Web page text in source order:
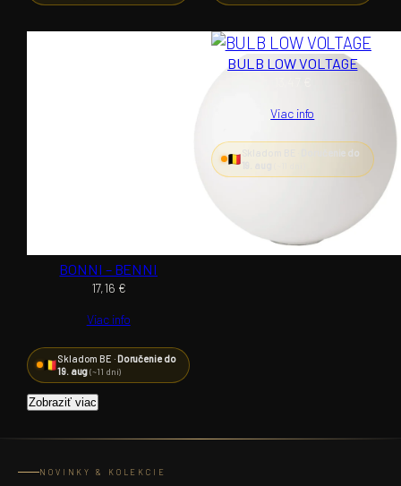
BONNI – BENNI
17,16 €
Viac info
Skladom BE ·Doručenie do
19. aug(~11 dní)
BULB LOW VOLTAGE
Viac info
Doručenie do
Zobraziť viac
NOVINKY & KOLEKCIE